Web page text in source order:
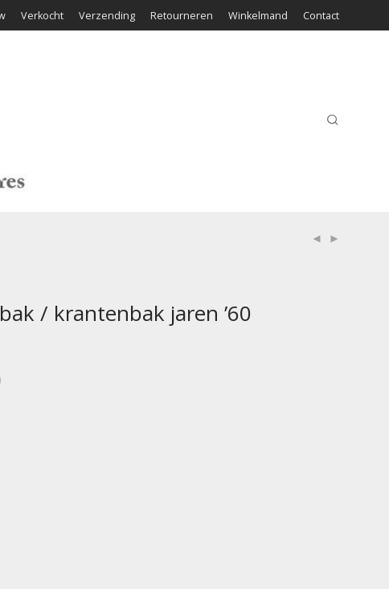
Verkocht Verzending Retourneren Winkelmand Contact
/ krantenbak jaren ’60